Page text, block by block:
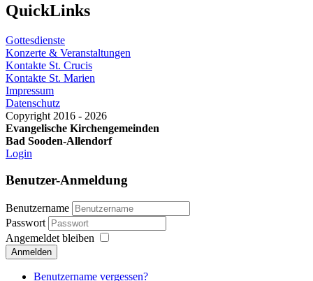
QuickLinks
Gottesdienste
Konzerte & Veranstaltungen
Kontakte St. Crucis
Kontakte St. Marien
Impressum
Datenschutz
Copyright 2016 - 2026
Evangelische Kirchengemeinden
Bad Sooden-Allendorf
Login
Benutzer-Anmeldung
Benutzername
Passwort
Angemeldet bleiben
Anmelden
Benutzername vergessen?